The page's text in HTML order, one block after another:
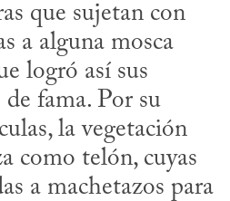
que sujetan con
a alguna mosca
logró así sus
de fama. Por su
la vegetación
como telón, cuyas
a machetazos para